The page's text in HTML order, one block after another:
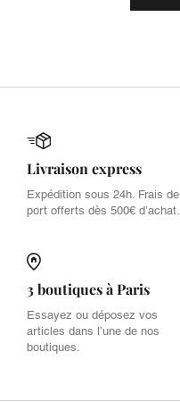
Livraison express
Expédition sous 24h. Frais de
port offerts dès 500€ d’achat.
3 boutiques à Paris
Essayez ou déposez vos
articles dans l’une de nos
boutiques.